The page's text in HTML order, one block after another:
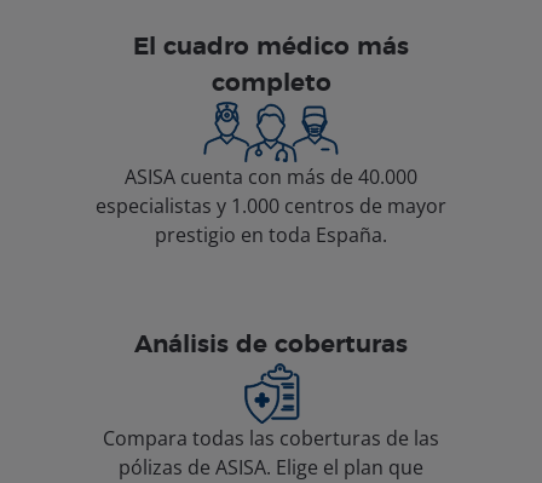
El cuadro médico más
completo
ASISA cuenta con más de 40.000
especialistas y 1.000 centros de mayor
prestigio en toda España.
Análisis de coberturas
Compara todas las coberturas de las
pólizas de ASISA. Elige el plan que